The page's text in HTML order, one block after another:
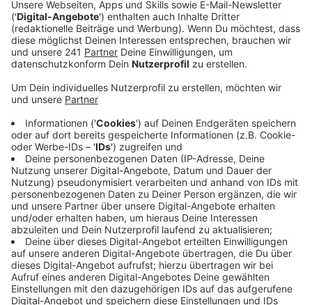
Anzeige
Seit etwa 3 Uhr in der Nacht sei der Strom wieder da,
Mittwochmorgen. Die Techniker hätten demnach in
Das zerstörte Gerät müsse aber vollständig
ausgetauscht werden und das könne ein bis zwei Tage
dauern.
Die Feuerwehr hatte in der Nacht die
Notfallmeldestelle im Feuerwehrgerätehaus,
Rosenthalstraße 11, besetzt. Der Notruf 110 (Polizei)
und 112 (Feuerwehr) war über das Mobilfunknetz im
betroffenen Bereich weiterhin erreichbar geblieben.
Anzeige